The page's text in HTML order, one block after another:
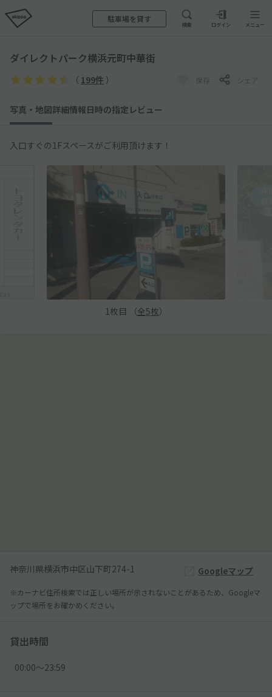
駐車場を貸す
検索 ログイン メニュー
ダイレクトパーク横浜元町中華街
（ 199件 ） 保存 シェア
写真・地図詳細情報日時の指定 レビュー
入口すぐの1Fスペースがご利用頂けます！
1 枚目 （全5枚）
神奈川県横浜市中区山下町274-1 Googleマップ
※カーナビ住所検索では正しい場所が示されないことがあるため、Googleマ
ップで場所をお確かめください。
貸出時間
00:00〜23:59